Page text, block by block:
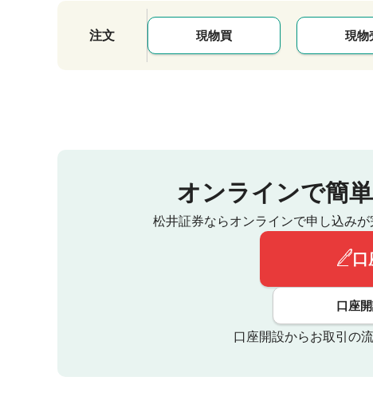
注文 現物買 現物
オンラインで簡単
松井証券ならオンラインで申し込みが
口
口座
口座開設からお取引の